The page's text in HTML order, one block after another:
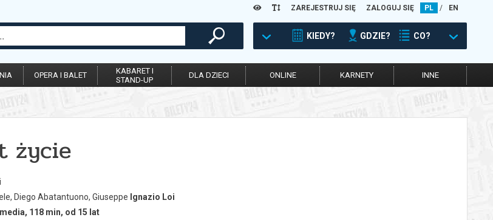
ZAREJESTRUJ SIĘ ZALOGUJ SIĘ PL / EN
KIEDY? GDZIE? CO?
OPERA I BALET
KABARET I
STAND-UP
DLA DZIECI ONLINE KARNETY INNE
życie
Diego Abatantuono, Giuseppe Ignazio Loi
118 min, od 15 lat